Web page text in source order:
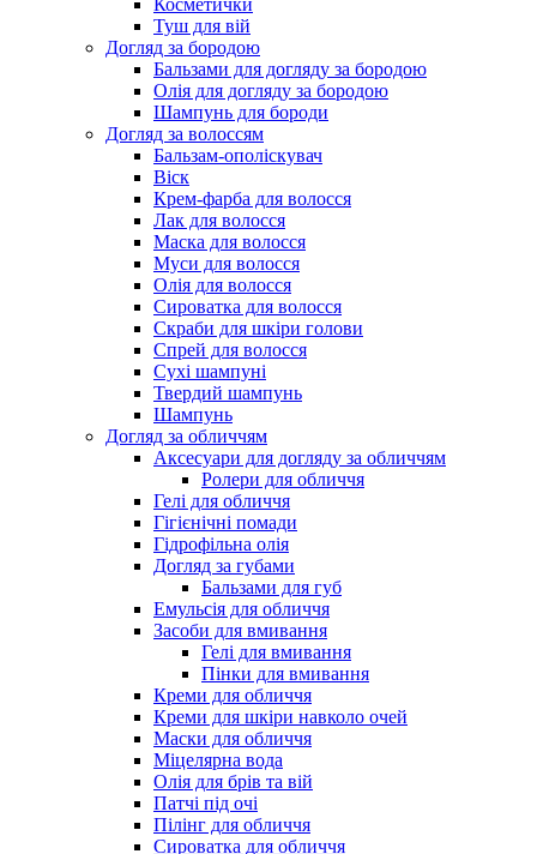
Косметички
Туш для вій
Догляд за бородою
Бальзами для догляду за бородою
Олія для догляду за бородою
Шампунь для бороди
Догляд за волоссям
Бальзам-ополіскувач
Віск
Крем-фарба для волосся
Лак для волосся
Маска для волосся
Муси для волосся
Олія для волосся
Сироватка для волосся
Скраби для шкіри голови
Спрей для волосся
Сухі шампуні
Твердий шампунь
Шампунь
Догляд за обличчям
Аксесуари для догляду за обличчям
Ролери для обличчя
Гелі для обличчя
Гігієнічні помади
Гідрофільна олія
Догляд за губами
Бальзами для губ
Емульсія для обличчя
Засоби для вмивання
Гелі для вмивання
Пінки для вмивання
Креми для обличчя
Креми для шкіри навколо очей
Маски для обличчя
Міцелярна вода
Олія для брів та вій
Патчі під очі
Пілінг для обличчя
Сироватка для обличчя